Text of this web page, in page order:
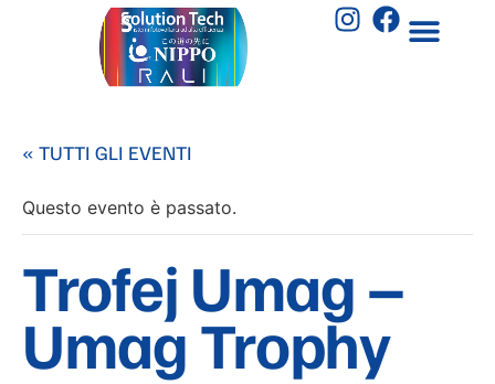
« TUTTI GLI EVENTI
Questo evento è passato.
Trofej Umag –
Umag Trophy